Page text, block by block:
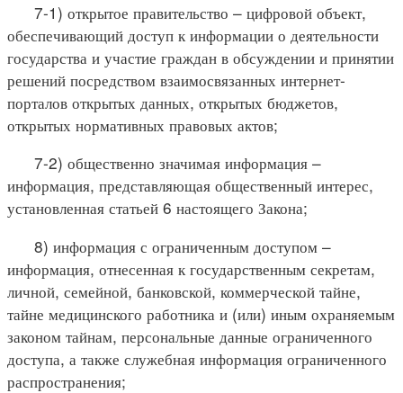
7-1) открытое правительство – цифровой объект,
обеспечивающий доступ к информации о деятельности
государства и участие граждан в обсуждении и принятии
решений посредством взаимосвязанных интернет-
порталов открытых данных, открытых бюджетов,
открытых нормативных правовых актов;
7-2) общественно значимая информация –
информация, представляющая общественный интерес,
установленная статьей 6 настоящего Закона;
8) информация с ограниченным доступом –
информация, отнесенная к государственным секретам,
личной, семейной, банковской, коммерческой тайне,
тайне медицинского работника и (или) иным охраняемым
законом тайнам, персональные данные ограниченного
доступа, а также служебная информация ограниченного
распространения;